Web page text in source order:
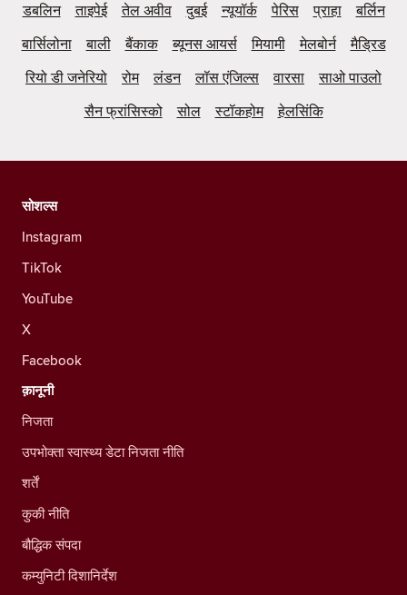
डबलिन
ताइपेई तेल अवीव दुबई न्यूयॉर्क पेरिस प्राहा
बर्लिन
बार्सिलोना
बाली बैंकाक ब्यूनस आयर्स मियामी मेलबोर्न
मैड्रिड
रियो डी जनेरियो
रोम लंडन लॉस एंजिल्स वारसा
साओ पाउलो
सैन फ्रांसिस्को
सोल स्टॉकहोम हेलसिंकि
सोशल्स
Instagram
TikTok
YouTube
X
Facebook
क़ानूनी
निजता
उपभोक्ता स्वास्थ्य डेटा निजता नीति
शर्तें
कुकी नीति
बौद्धिक संपदा
कम्युनिटी दिशानिर्देश